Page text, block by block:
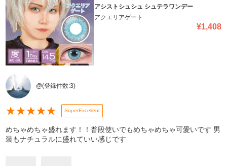
アシストシュシュ シュテラワンデー
アクエリアゲート
¥1,408
@(登録件数:3)
★★★★★ SuperExcellent
めちゃめちゃ盛れます！！普段使いでもめちゃめちゃ可愛いです 男
装もナチュラルに盛れていい感じです